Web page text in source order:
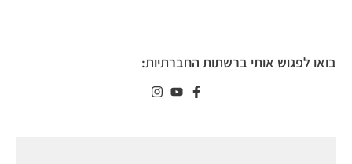
בואו לפגוש אותי ברשתות החברתיות: